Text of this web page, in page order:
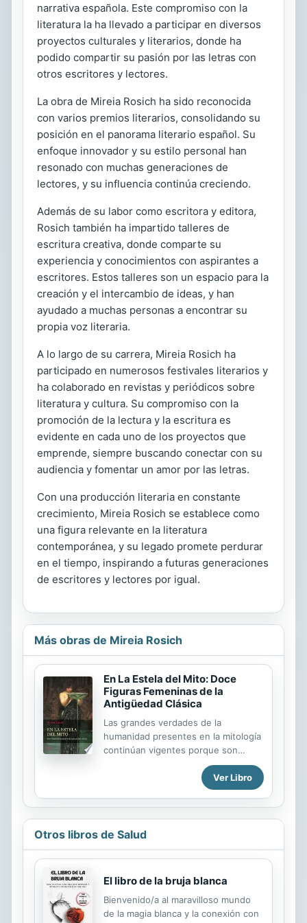
narrativa española. Este compromiso con la
literatura la ha llevado a participar en diversos
proyectos culturales y literarios, donde ha
podido compartir su pasión por las letras con
otros escritores y lectores.
La obra de Mireia Rosich ha sido reconocida
con varios premios literarios, consolidando su
posición en el panorama literario español. Su
enfoque innovador y su estilo personal han
resonado con muchas generaciones de
lectores, y su influencia continúa creciendo.
Además de su labor como escritora y editora,
Rosich también ha impartido talleres de
escritura creativa, donde comparte su
experiencia y conocimientos con aspirantes a
escritores. Estos talleres son un espacio para la
creación y el intercambio de ideas, y han
ayudado a muchas personas a encontrar su
propia voz literaria.
A lo largo de su carrera, Mireia Rosich ha
participado en numerosos festivales literarios y
ha colaborado en revistas y periódicos sobre
literatura y cultura. Su compromiso con la
promoción de la lectura y la escritura es
evidente en cada uno de los proyectos que
emprende, siempre buscando conectar con su
audiencia y fomentar un amor por las letras.
Con una producción literaria en constante
crecimiento, Mireia Rosich se establece como
una figura relevante en la literatura
contemporánea, y su legado promete perdurar
en el tiempo, inspirando a futuras generaciones
de escritores y lectores por igual.
Más obras de Mireia Rosich
En La Estela del Mito: Doce
Figuras Femeninas de la
Antigüedad Clásica
Las grandes verdades de la
humanidad presentes en la mitología
continúan vigentes porque son
relatos que hablan a lo más profundo
de nuestra psique. Aquello que
sucede en el mito nos pasa a
nosotros. Este libro explora de forma
original la resonancia que estas
historias milenarias tienen en la
viaje apasionante alrededor de doce
figuras femeninas mortales, a través
de las cuales actúan las fuerzas
divinas, mostrándonos su
ambivalencia y sus contradicciones.
Ver Libro
Otros libros de Salud
El libro de la bruja blanca
Bienvenido/a al maravilloso mundo
de la magia blanca y la conexión con